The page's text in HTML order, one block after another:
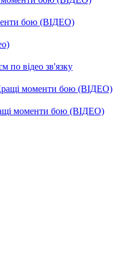
бою (ВІДЕО)
по відео зв'язку
моменти бою (ВІДЕО)
моменти бою (ВІДЕО)